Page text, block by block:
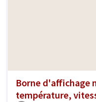
Borne d'affichage
température,